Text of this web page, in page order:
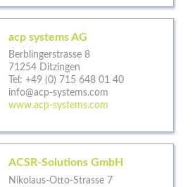
acp systems AG
Berblingerstrasse 8
71254 Ditzingen
Tel: +49 (0) 715 648 01 40
info@acp-systems.com
www.acp-systems.com
ACSR-Solutions GmbH
Nikolaus-Otto-Strasse 7